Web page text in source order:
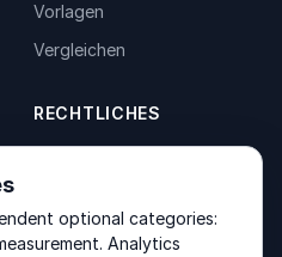
Vorlagen
Vergleichen
RECHTLICHES
Terms of Service
optional categories:
Analytics